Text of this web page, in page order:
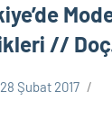
//
28 Şubat 2017